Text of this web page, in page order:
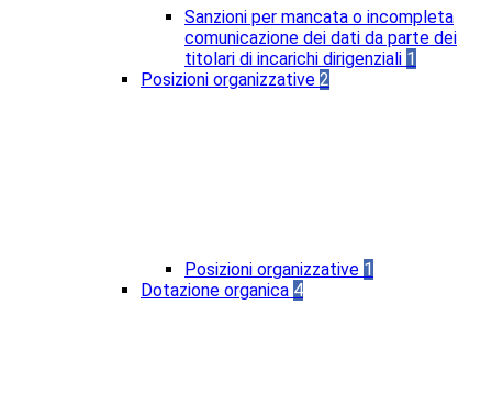
Sanzioni per mancata o incompleta
comunicazione dei dati da parte dei
titolari di incarichi dirigenziali 1
Posizioni organizzative 2
Posizioni organizzative 1
Dotazione organica 4